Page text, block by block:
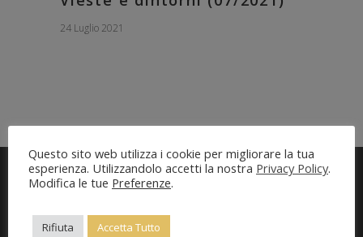
24 Luglio 2021
Questo sito web utilizza i cookie per migliorare la tua
esperienza. Utilizzandolo accetti la nostra Privacy Policy.
Modifica le tue Preferenze.
Rifiuta Accetta Tutto